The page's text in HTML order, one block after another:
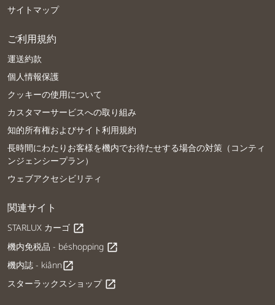
サイトマップ
ご利用規約
運送約款
個人情報保護
クッキーの使用について
カスタマーサービスへの取り組み
知的所有権およびサイト利用規約
長時間にわたりお客様を機内でお待たせする場合の対策（コンティ
ンジェンシープラン）
ウェブアクセシビリティ
関連サイト
STARLUX カーゴ open_in_new
機内免税品 - béshopping open_in_new
機内誌 - kiânnopen_in_new
スターラックスショップ open_in_new